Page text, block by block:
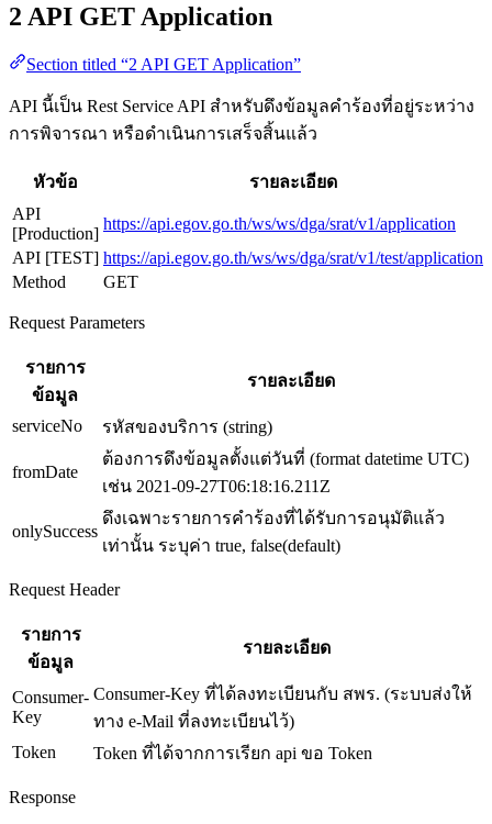
2 API GET Application
Section titled “2 API GET Application”
API นี้เป็น Rest Service API สำหรับดึงข้อมูลคำร้องที่อยู่ระหว่าง
การพิจารณา หรือดำเนินการเสร็จสิ้นแล้ว
หัวข้อ
รายละเอียด
API
[Production]
https://api.egov.go.th/ws/ws/dga/srat/v1/application
API [TEST] https://api.egov.go.th/ws/ws/dga/srat/v1/test/application
Method
GET
Request Parameters
รายการ
ข้อมูล
รายละเอียด
serviceNo รหัสของบริการ (string)
fromDate
ต้องการดึงข้อมูลตั้งแต่วันที่ (format datetime UTC)
เช่น 2021-09-27T06:18:16.211Z
onlySuccess
ดึงเฉพาะรายการคำร้องที่ได้รับการอนุมัติแล้ว
เท่านั้น ระบุค่า true, false(default)
Request Header
รายการ
ข้อมูล
รายละเอียด
Consumer-
Key
Consumer-Key ที่ได้ลงทะเบียนกับ สพร. (ระบบส่งให้
ทาง e-Mail ที่ลงทะเบียนไว้)
Token
Token ที่ได้จากการเรียก api ขอ Token
Response